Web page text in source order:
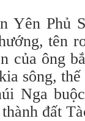
Yên Phủ
tên
của ông
sông,
Nga
đất